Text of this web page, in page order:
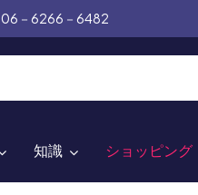
06－6266－6482
知識 ショッピング